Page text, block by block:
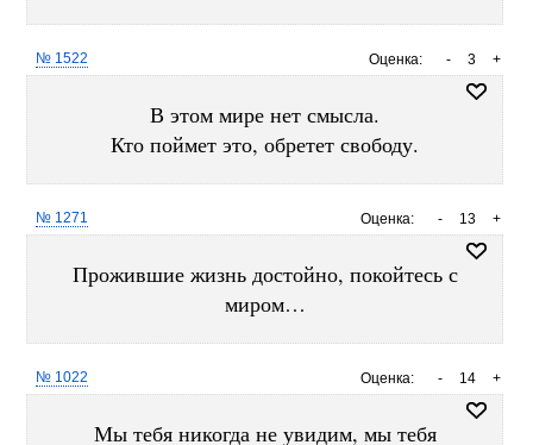
Оценка: +
3
-
№ 1522
В этом мире нет смысла.
Кто поймет это, обретет свободу.
Оценка: +
13
-
№ 1271
Прожившие жизнь достойно, покойтесь с
миром…
Оценка: +
14
-
№ 1022
Мы тебя никогда не увидим, мы тебя